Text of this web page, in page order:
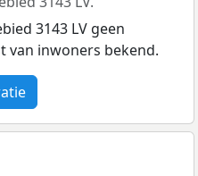
3143 LV geen
van inwoners bekend.